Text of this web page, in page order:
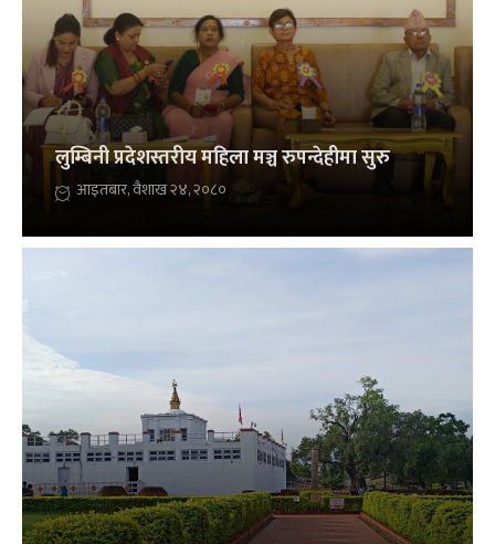
लुम्बिनी प्रदेशस्तरीय महिला मञ्च रुपन्देहीमा सुरु
आइतबार, वैशाख २४, २०८०